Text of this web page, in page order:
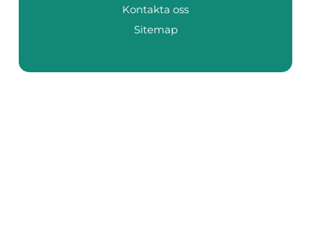
Kontakta oss
Sitemap